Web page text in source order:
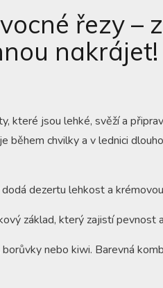
řezy –
nakrájet!
které jsou lehké, svěží a
chvilky a v lednici
dezertu lehkost a
základ, který zajistí pevnost
nebo kiwi. Barevná